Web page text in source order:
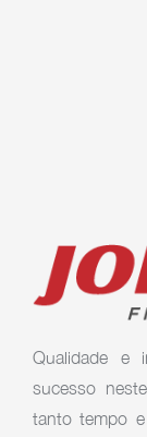
Qualidade e
sucesso
tanto tempo